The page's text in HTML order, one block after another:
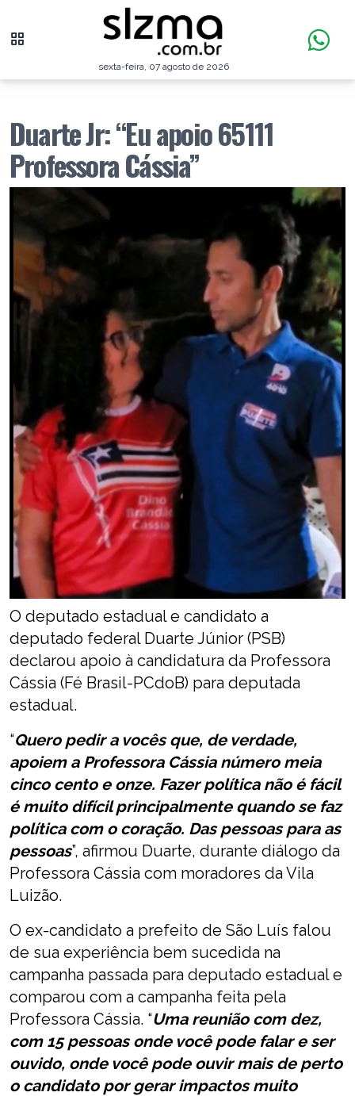
sexta-feira, 07 agosto de 2026
Duarte Jr: “Eu apoio 65111
Professora Cássia”
O deputado estadual e candidato a
deputado federal Duarte Júnior (PSB)
declarou apoio à candidatura da Professora
Cássia (Fé Brasil-PCdoB) para deputada
estadual.
“Quero pedir a vocês que, de verdade,
apoiem a Professora Cássia número meia
cinco cento e onze. Fazer política não é fácil
é muito difícil principalmente quando se faz
política com o coração. Das pessoas para as
pessoas”, afirmou Duarte, durante diálogo da
Professora Cássia com moradores da Vila
Luizão.
O ex-candidato a prefeito de São Luís falou
de sua experiência bem sucedida na
campanha passada para deputado estadual e
comparou com a campanha feita pela
Professora Cássia. “Uma reunião com dez,
com 15 pessoas onde você pode falar e ser
ouvido, onde você pode ouvir mais de perto
o candidato por gerar impactos muito